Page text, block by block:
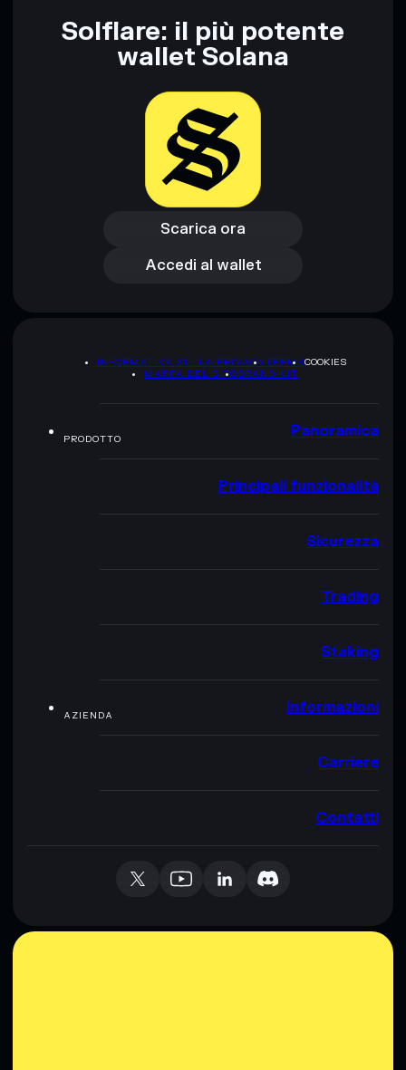
Solflare: il più potente
wallet Solana
Scarica ora
Scarica ora
Accedi al wallet
Accedi al wallet
INFORMATIVA SULLA PRIVACYTERMSCOOKIES
MAPPA DEL SITOBRAND KIT
PRODOTTO Panoramica
Principali funzionalità
Sicurezza
Trading
Staking
AZIENDA Informazioni
Carriere
Contatti